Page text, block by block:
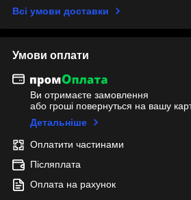
Всі умови доставки
Умови оплати
Ви отримаєте замовлення
або гроші повернуться на вашу
Детальніше
Оплатити частинами
Післяплата
Оплата на рахунок